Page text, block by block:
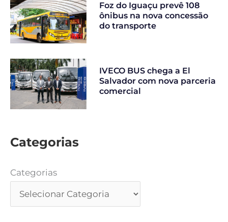
Foz do Iguaçu prevê 108
ônibus na nova concessão
do transporte
IVECO BUS chega a El
Salvador com nova parceria
comercial
Categorias
Categorias